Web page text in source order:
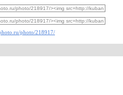
photo/218917/